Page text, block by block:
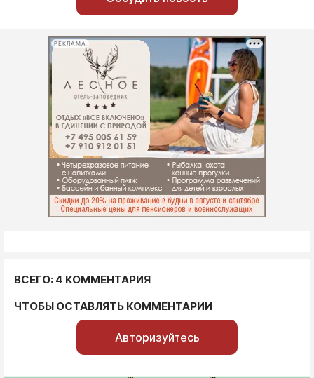
РЕКЛАМА
ВСЕГО: 4 КОММЕНТАРИЯ
ЧТОБЫ ОСТАВЛЯТЬ КОММЕНТАРИИ
Авторизуйтесь